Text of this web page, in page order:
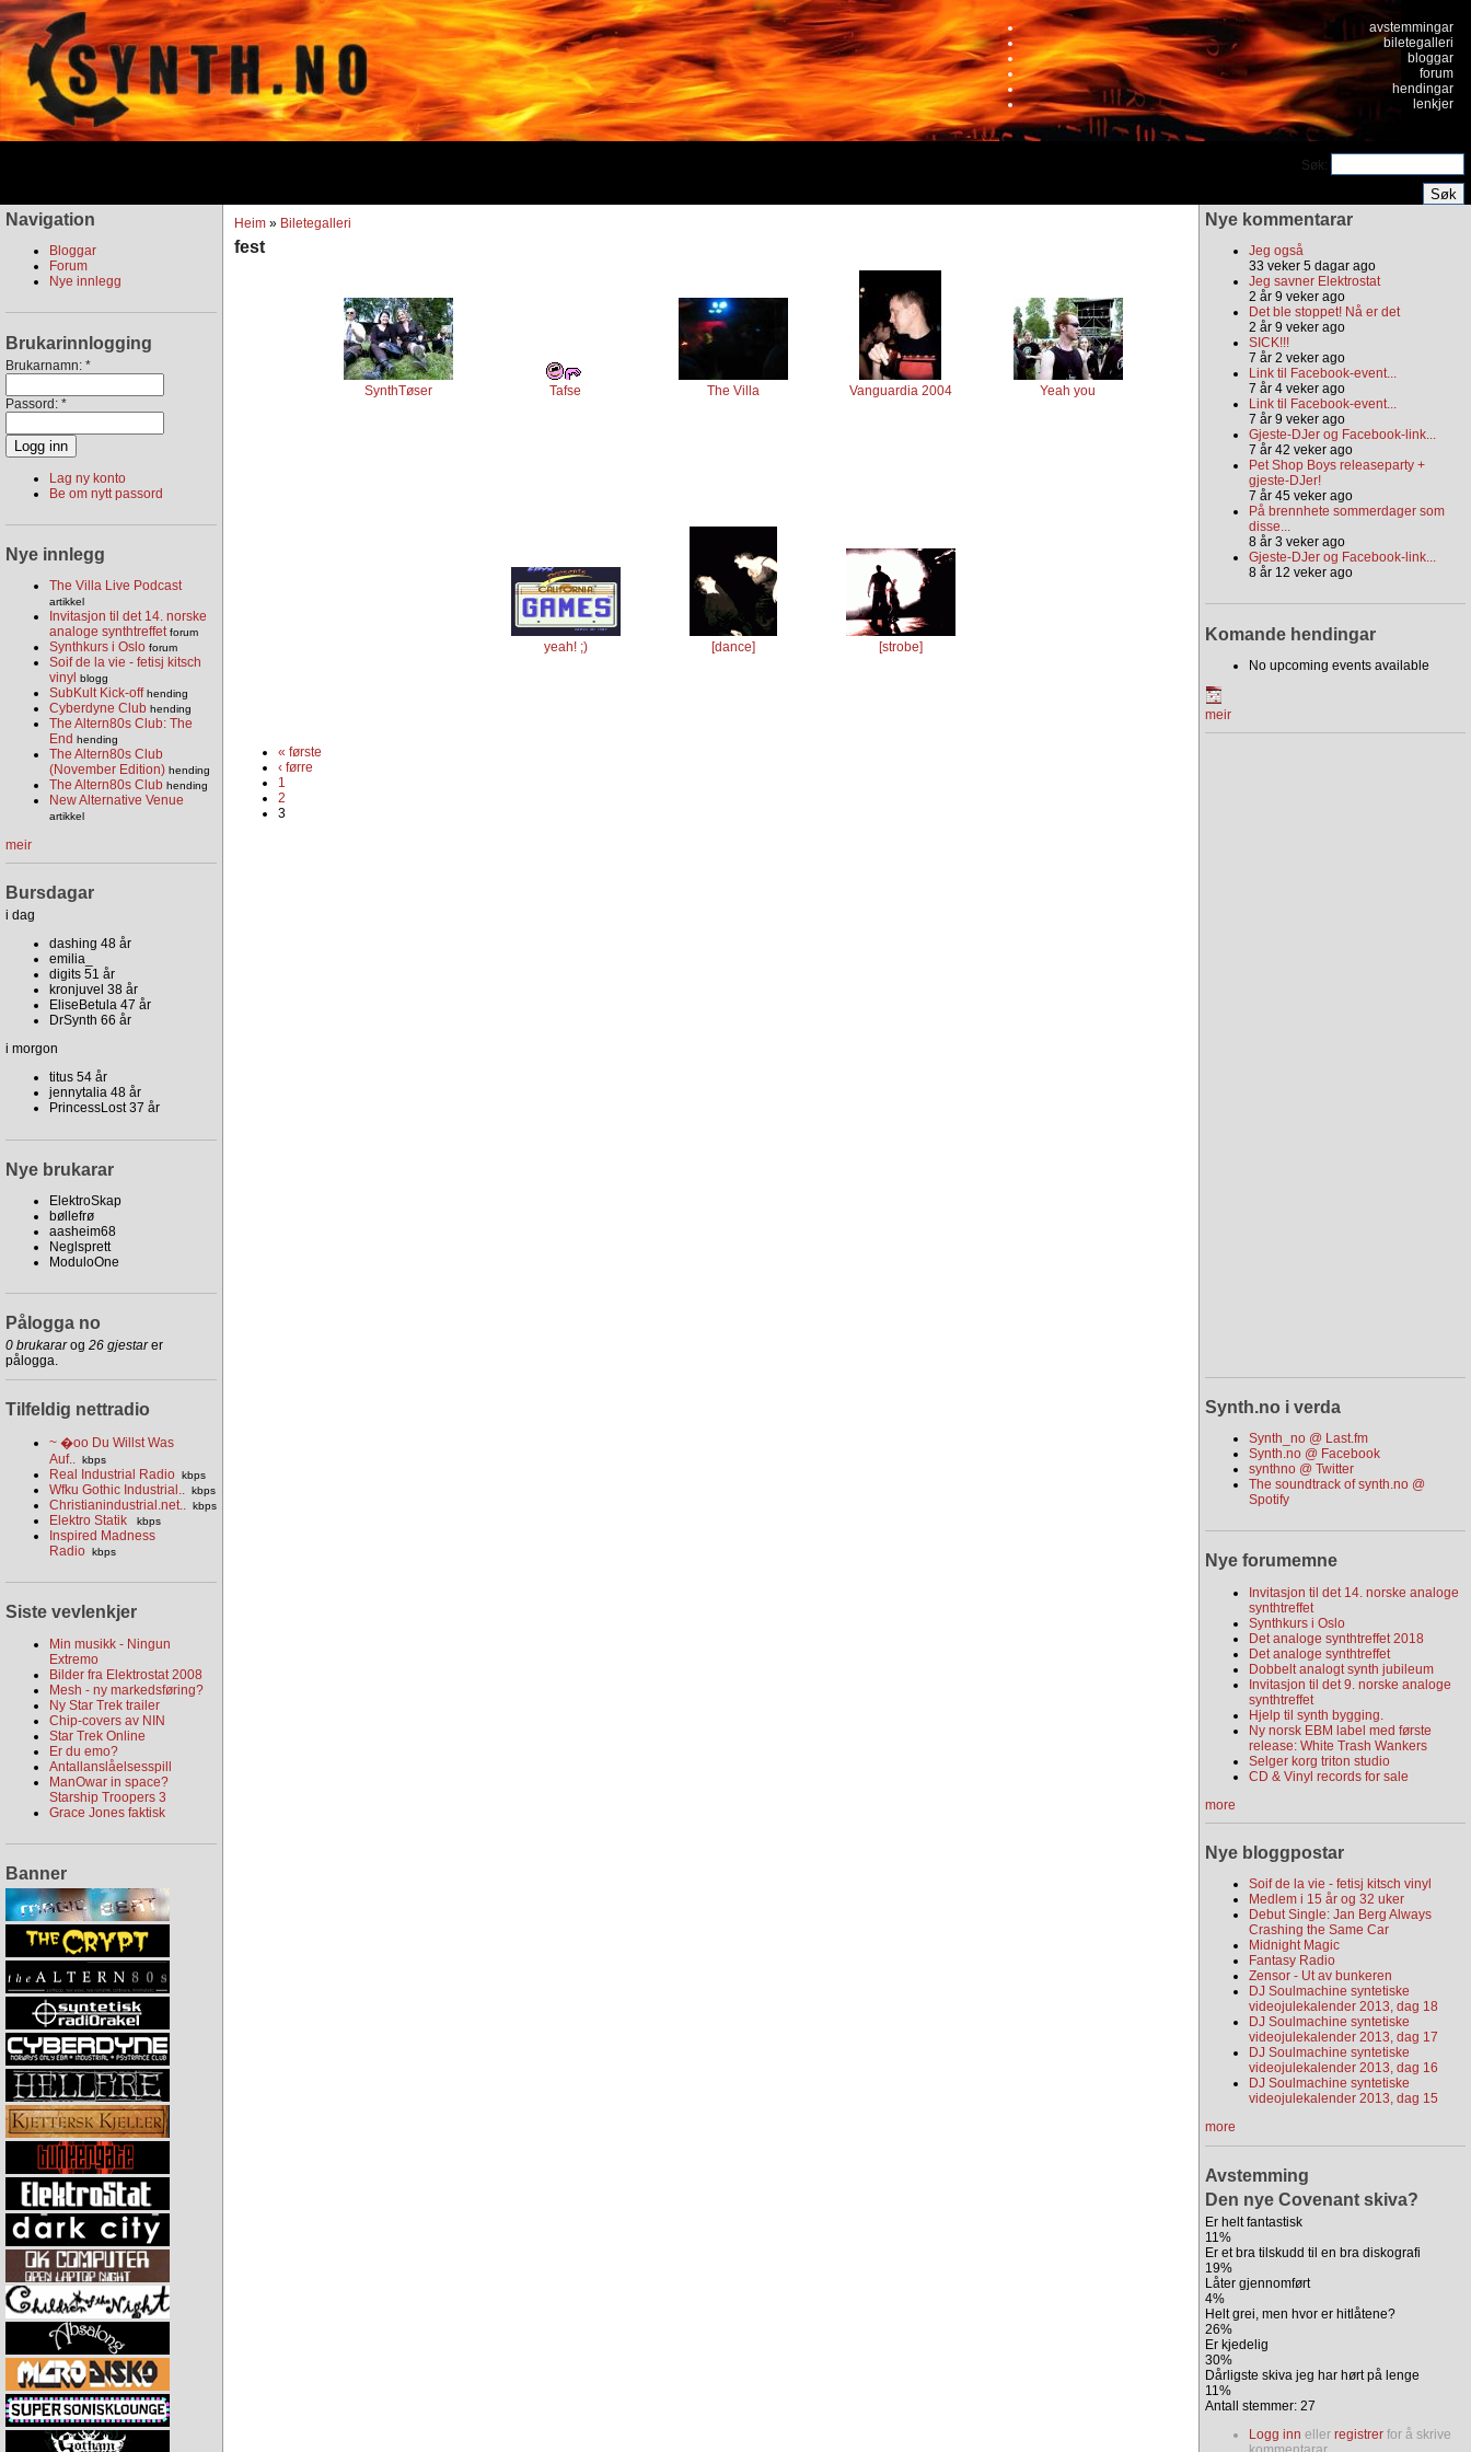
avstemmingar
biletegalleri
bloggar
forum
hendingar
lenkjer
Søk:
Navigation
Bloggar
Forum
Nye innlegg
Brukarinnlogging
Brukarnamn: *
Passord: *
Lag ny konto
Be om nytt passord
Nye innlegg
The Villa Live Podcast
artikkel
Invitasjon til det 14. norske
analoge synthtreffet forum
Synthkurs i Oslo forum
Soif de la vie - fetisj kitsch
vinyl
blogg
SubKult Kick-off hending
Cyberdyne Club hending
The Altern80s Club: The
End hending
The Altern80s Club
(November Edition) hending
The Altern80s Club hending
New Alternative Venue
artikkel
meir
Bursdagar
i dag
dashing 48 år
emilia_
digits 51 år
kronjuvel 38 år
EliseBetula 47 år
DrSynth 66 år
i morgon
titus 54 år
jennytalia 48 år
PrincessLost 37 år
Nye brukarar
ElektroSkap
bøllefrø
aasheim68
Neglsprett
ModuloOne
Pålogga no
0 brukararog 26 gjestarer
pålogga.
Tilfeldig nettradio
~ �oo Du Willst Was
Auf.. kbps
Real Industrial Radio kbps
Wfku Gothic Industrial.. kbps
Christianindustrial.net.. kbps
Elektro Statik kbps
Inspired Madness
Radio kbps
Siste vevlenkjer
Min musikk - Ningun
Extremo
Bilder fra Elektrostat 2008
Mesh - ny markedsføring?
Ny Star Trek trailer
Chip-covers av NIN
Star Trek Online
Er du emo?
Antallanslåelsesspill
ManOwar in space?
Starship Troopers 3
Grace Jones faktisk
Banner
Heim » Biletegalleri
fest
SynthTøser Tafse The Villa Vanguardia 2004 Yeah you
yeah! ;) [dance] [strobe]
« første
‹ førre
1
2
3
Nye kommentarar
Jeg også
33 veker 5 dagar ago
Jeg savner Elektrostat
2 år 9 veker ago
Det ble stoppet! Nå er det
2 år 9 veker ago
SICK!!!
7 år 2 veker ago
Link til Facebook-event...
7 år 4 veker ago
Link til Facebook-event...
7 år 9 veker ago
Gjeste-DJer og Facebook-link...
7 år 42 veker ago
Pet Shop Boys releaseparty +
gjeste-DJer!
7 år 45 veker ago
På brennhete sommerdager som
disse...
8 år 3 veker ago
Gjeste-DJer og Facebook-link...
8 år 12 veker ago
Komande hendingar
No upcoming events available
meir
Synth.no i verda
Synth_no @ Last.fm
Synth.no @ Facebook
synthno @ Twitter
The soundtrack of synth.no @
Spotify
Nye forumemne
Invitasjon til det 14. norske analoge
synthtreffet
Synthkurs i Oslo
Det analoge synthtreffet 2018
Det analoge synthtreffet
Dobbelt analogt synth jubileum
Invitasjon til det 9. norske analoge
synthtreffet
Hjelp til synth bygging.
Ny norsk EBM label med første
release: White Trash Wankers
Selger korg triton studio
CD & Vinyl records for sale
more
Nye bloggpostar
Soif de la vie - fetisj kitsch vinyl
Medlem i 15 år og 32 uker
Debut Single: Jan Berg Always
Crashing the Same Car
Midnight Magic
Fantasy Radio
Zensor - Ut av bunkeren
DJ Soulmachine syntetiske
videojulekalender 2013, dag 18
DJ Soulmachine syntetiske
videojulekalender 2013, dag 17
DJ Soulmachine syntetiske
videojulekalender 2013, dag 16
DJ Soulmachine syntetiske
videojulekalender 2013, dag 15
more
Avstemming
Den nye Covenant skiva?
Er helt fantastisk
11%
Er et bra tilskudd til en bra diskografi
19%
Låter gjennomført
4%
Helt grei, men hvor er hitlåtene?
26%
Er kjedelig
30%
Dårligste skiva jeg har hørt på lenge
11%
Antall stemmer: 27
Logg inn eller registrer for å skrive